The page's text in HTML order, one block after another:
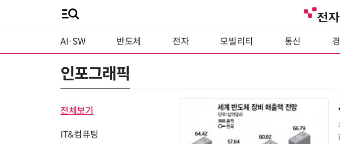
AI·SW 반도체 전자 모빌리티 통신
인포그래픽
전체보기
IT&컴퓨팅